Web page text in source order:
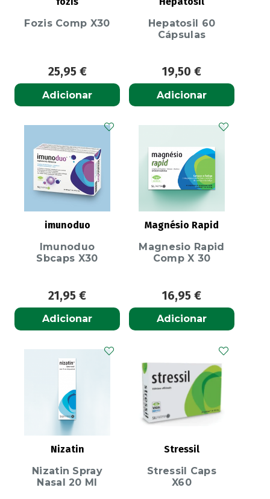
Fozis Comp X30
25,95 €
Adicionar
Hepatosil 60
Cápsulas
19,50 €
Adicionar
imunoduo
Imunoduo
Sbcaps X30
21,95 €
Adicionar
Magnésio Rapid
Magnesio Rapid
Comp X 30
16,95 €
Adicionar
Nizatin
Nizatin Spray
Nasal 20 Ml
Stressil
Stressil Caps
X60